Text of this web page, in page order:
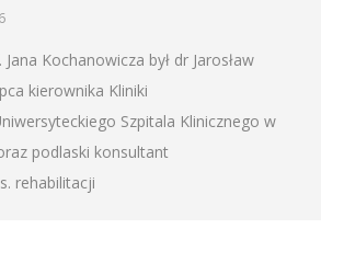
Kochanowicza był dr Jarosław
kierownika Kliniki
Szpitala Klinicznego w
podlaski konsultant
rehabilitacji